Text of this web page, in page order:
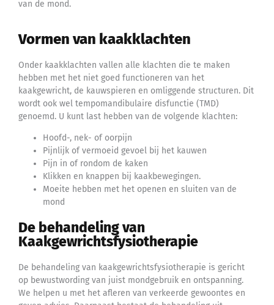
van de mond.
Vormen van kaakklachten
Onder kaakklachten vallen alle klachten die te maken
hebben met het niet goed functioneren van het
kaakgewricht, de kauwspieren en omliggende structuren. Dit
wordt ook wel tempomandibulaire disfunctie (TMD)
genoemd. U kunt last hebben van de volgende klachten:
Hoofd-, nek- of oorpijn
Pijnlijk of vermoeid gevoel bij het kauwen
Pijn in of rondom de kaken
Klikken en knappen bij kaakbewegingen.
Moeite hebben met het openen en sluiten van de
mond
De behandeling van
Kaakgewrichtsfysiotherapie
De behandeling van kaakgewrichtsfysiotherapie is gericht
op bewustwording van juist mondgebruik en ontspanning.
We helpen u met het afleren van verkeerde gewoontes en